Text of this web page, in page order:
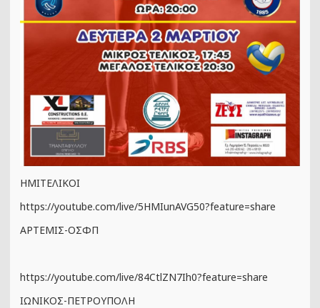
ΗΜΙΤΕΛΙΚΟΙ
https://youtube.com/live/5HMIunAVG50?feature=share
ΑΡΤΕΜΙΣ-ΟΣΦΠ
https://youtube.com/live/84CtlZN7Ih0?feature=share
ΙΩΝΙΚΟΣ-ΠΕΤΡΟΥΠΟΛΗ